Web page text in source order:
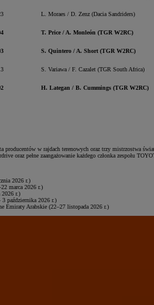
L. Moraes / D. Zenz (Dacia Sandriders)
T. Price / A. Monleón (TGR W2RC)
S. Quintero / A. Short (TGR W2RC)
S. Variawa / F. Cazalet (TGR South Africa)
H. Lategan / B. Cummings (TGR W2RC)
producentów w rajdach terenowych oraz trzy mistrzostwa
oraz pełne zaangażowanie każdego członka zespołu
2026 r.)
marca 2026 r.)
2026 r.)
października 2026 r.)
Emiraty Arabskie (22–27 listopada 2026 r.)